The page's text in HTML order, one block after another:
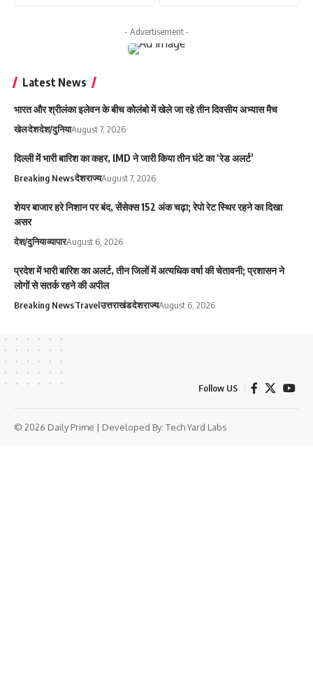
- Advertisement -
Latest News
भारत और श्रीलंका इलेवन के बीच कोलंबो में खेले जा रहे तीन दिवसीय अभ्यास मैच
खेलदेशदेश/दुनियाAugust 7, 2026
दिल्ली में भारी बारिश का कहर, IMD ने जारी किया तीन घंटे का ‘रेड अलर्ट’
Breaking Newsदेशराज्यAugust 7, 2026
शेयर बाजार हरे निशान पर बंद, सेंसेक्स 152 अंक चढ़ा; रेपो रेट स्थिर रहने का दिखा
असर
देश/दुनियाव्यापारAugust 6, 2026
प्रदेश में भारी बारिश का अलर्ट, तीन जिलों में अत्यधिक वर्षा की चेतावनी; प्रशासन ने
लोगों से सतर्क रहने की अपील
Breaking NewsTravelउत्तराखंडदेशराज्यAugust 6, 2026
Follow US
© 2026 Daily Prime | Developed By: Tech Yard Labs